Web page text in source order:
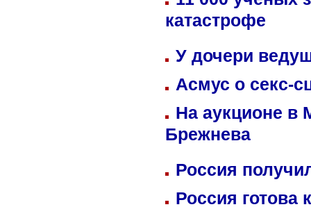
катастрофе
У дочери
Асмус о секс-
На аукционе в
Брежнева
Россия
Россия готова